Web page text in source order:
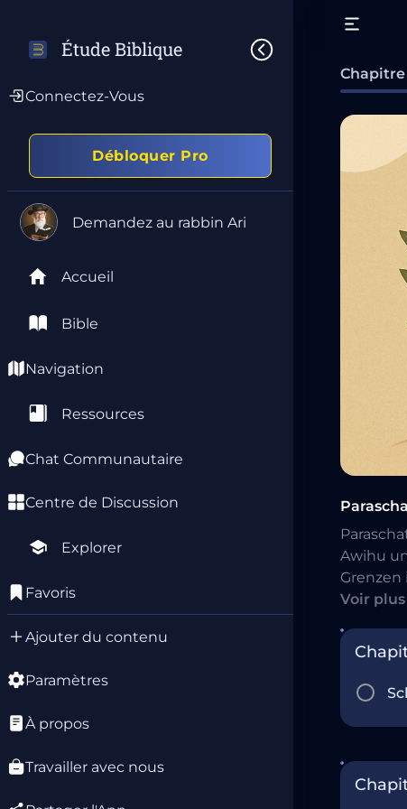
Étude Biblique
Connectez-Vous
Débloquer Pro
Demandez au rabbin Ari
Accueil
Bible
Navigation
Ressources
Chat Communautaire
Centre de Discussion
Explorer
Favoris
Ajouter du contenu
Paramètres
À propos
Travailler avec nous
Awihu
Voir plus